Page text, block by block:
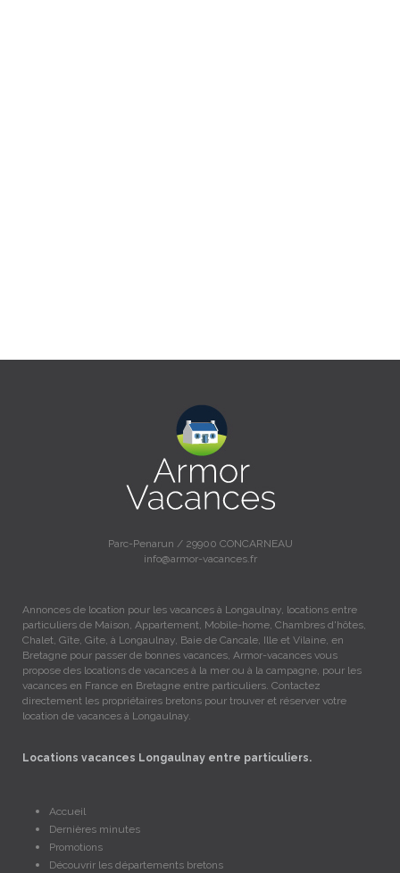
Parc-Penarun / 29900 CONCARNEAU
info@armor-vacances.fr
Annonces de location pour les vacances à Longaulnay, locations entre
particuliers de Maison, Appartement, Mobile-home, Chambres d'hôtes,
Chalet, Gîte, Gite, à Longaulnay, Baie de Cancale, Ille et Vilaine, en
Bretagne pour passer de bonnes vacances, Armor-vacances vous
propose des locations de vacances à la mer ou à la campagne, pour les
vacances en France en Bretagne entre particuliers. Contactez
directement les propriétaires bretons pour trouver et réserver votre
location de vacances à Longaulnay.
Locations vacances Longaulnay entre particuliers.
Accueil
Dernières minutes
Promotions
Découvrir les départements bretons